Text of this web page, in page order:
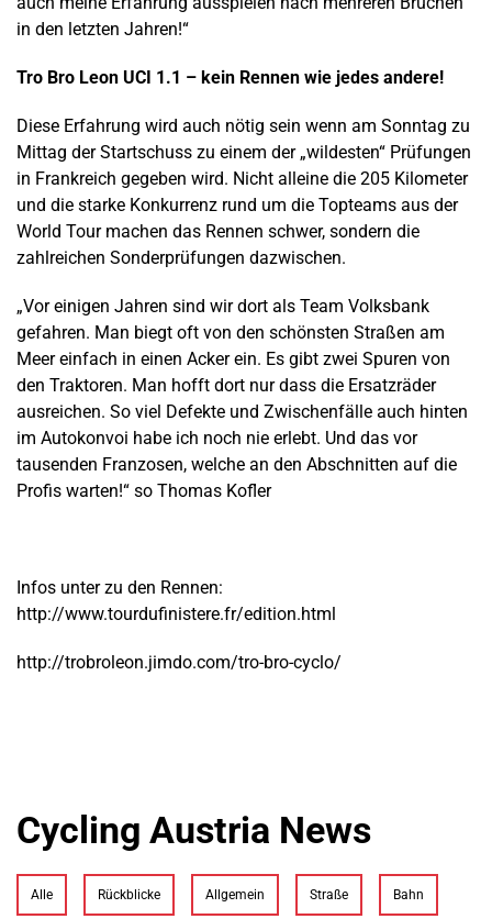
in den letzten Jahren!“
Tro Bro Leon UCI 1.1 – kein Rennen wie jedes andere!
Diese Erfahrung wird auch nötig sein wenn am Sonntag zu
Mittag der Startschuss zu einem der „wildesten“ Prüfungen
in Frankreich gegeben wird. Nicht alleine die 205 Kilometer
und die starke Konkurrenz rund um die Topteams aus der
World Tour machen das Rennen schwer, sondern die
zahlreichen Sonderprüfungen dazwischen.
„Vor einigen Jahren sind wir dort als Team Volksbank
gefahren. Man biegt oft von den schönsten Straßen am
Meer einfach in einen Acker ein. Es gibt zwei Spuren von
den Traktoren. Man hofft dort nur dass die Ersatzräder
ausreichen. So viel Defekte und Zwischenfälle auch hinten
im Autokonvoi habe ich noch nie erlebt. Und das vor
tausenden Franzosen, welche an den Abschnitten auf die
Profis warten!“ so Thomas Kofler
Infos unter zu den Rennen:
http://www.tourdufinistere.fr/edition.html
http://trobroleon.jimdo.com/tro-bro-cyclo/
Cycling Austria News
Alle Rückblicke Allgemein Straße Bahn